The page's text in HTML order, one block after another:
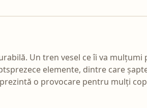
Un tren vesel ce îi va
elemente, dintre care
o provocare pentru mulți